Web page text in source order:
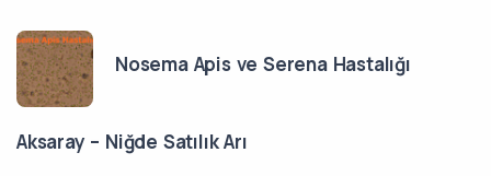
Nosema Apis ve Serena Hastalığı
Aksaray – Niğde Satılık Arı